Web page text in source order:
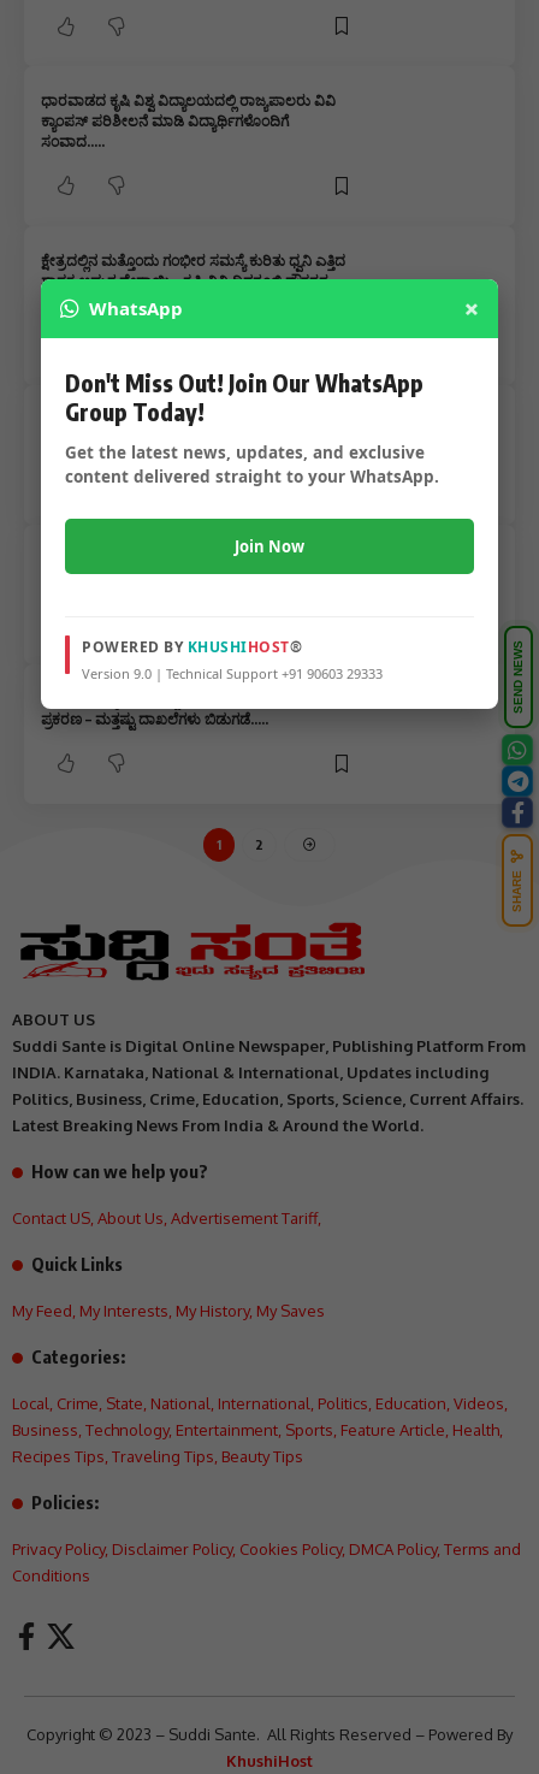
ಧಾರವಾಡದ ಕೃಷಿ ವಿಶ್ವ ವಿದ್ಯಾಲಯದಲ್ಲಿ ರಾಜ್ಯಪಾಲರು ವಿವಿ
ಕ್ಯಾಂಪಸ್ ಪರಿಶೀಲನೆ ಮಾಡಿ ವಿದ್ಯಾರ್ಥಿಗಳೊಂದಿಗೆ
ಸಂವಾದ…..
ಕ್ಷೇತ್ರದಲ್ಲಿನ ಮತ್ತೊಂದು ಗಂಭೀರ ಸಮಸ್ಯೆ ಕುರಿತು ಧ್ವನಿ ಎತ್ತಿದ
ಶಾಸಕ ಅಮೃತ ದೇಸಾಯಿ – ಕೃಷಿ ವಿವಿ ದಿನಗೂಲಿ ನೌಕರರ
ದಿನಗೂಲಿ ಕಷ್ಟದ ಗಮನ ಸೆಳೆದ ಶಾಸಕರು…..
ಕಾರು ಅಪಘಾತ ವಿವಿ ಕುಲಸಚಿವ ಸಾವು – ರಸ್ತೆ ತಿರುವಿನಲ್ಲಿ
ಧಾರವಾಡ ಕೃಷಿ ವಿವಿ ಇಬ್ಬರು ಮಹಿಳಾ ನೌಕರರ ಸಾವು
ಪ್ರಕರಣ – ಮುಲ್ಲಾ ,ಮೇಸ್ತ್ರಿ ಅಮಾನತು
ಧಾರವಾಡದ ಕೃಷಿ ವಿವಿ ಇಬ್ಬರು ಮಹಿಳಾ ನೌಕರರ ಸಾವಿನ
ಪ್ರಕರಣ – ಮತ್ತಷ್ಟು ದಾಖಲೆಗಳು ಬಿಡುಗಡೆ…..
1 2
ABOUT US
Suddi Sante is Digital Online Newspaper, Publishing Platform From
INDIA. Karnataka, National & International, Updates including
Politics, Business, Crime, Education, Sports, Science, Current Affairs.
Latest Breaking News From India & Around the World.
How can we help you?
Contact US, About Us, Advertisement Tariff,
Quick Links
My Feed, My Interests, My History, My Saves
Categories:
Local, Crime, State, National, International, Politics, Education, Videos,
Business, Technology, Entertainment, Sports, Feature Article, Health,
Recipes Tips, Traveling Tips, Beauty Tips
Policies:
Privacy Policy, Disclaimer Policy, Cookies Policy, DMCA Policy, Terms and
Conditions
Copyright © 2023 – Suddi Sante. All Rights Reserved – Powered By
KhushiHost
SEND NEWS
SHARE
WhatsApp ×
Don't Miss Out! Join Our WhatsApp
Group Today!
Get the latest news, updates, and exclusive
content delivered straight to your WhatsApp.
Join Now
POWERED BY KHUSHIHOST®
Version 9.0 | Technical Support +91 90603 29333